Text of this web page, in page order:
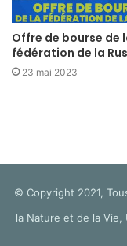
Offre de bourse de
fédération de la
23 mai 2023
© Copyright 2021,
la Nature et de la Vie,